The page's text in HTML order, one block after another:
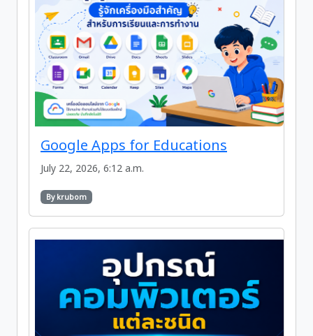
Google Apps for Educations
July 22, 2026, 6:12 a.m.
By krubom